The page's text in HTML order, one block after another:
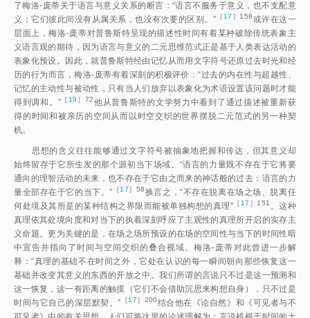
了梅洛-庞蒂关于语言与意义关系的断言：“语言不服务于意义，也不支配意
义；它们彼此间没有从属关系，也没有次要的区别。 ” ［ 17 ］158或许在这一
层面上，梅洛-庞蒂对普鲁斯特呈现的描述性时间有着某种破除传统表象主
义语言观的期待，因为语言与意义的二元思维范式正是基于人类表达活动的
表象化预设。因此，就普鲁斯特经由记忆从而用文字符号还原过去时光和经
历的行为而言，梅洛-庞蒂有着深刻的积极评价：“过去的内在性与超越性、
记忆的主动性与被动性，只有当人们放弃以表象化为术语设置该问题时才能
得到调和。 ”［ 19 ］72他从普鲁斯特的文学努力中看到了通过描述被重新获
得的时间和被亲历的空间从而以时空交织的世界摆脱二元范式的另一种契
机。
思想的含义往往能够通过文字符号被抽象地把握和传达，但其意义却
始终留存于它所生发的那个源初当下场域。“语言的力量既不存在于它将要
通向的理智活动的未来，也不存在于它由之而来的神话般的过去：语言的力
量全部存在于它的当下。” ［17］58换言之，“不存在脱离在场之场、脱离任
何处境及其所是的某种结构之界限而能被单独构想的真理” ［ 17 ］151 。这种
真理依其处境向度和对当下的执着深刻呼应了主观性的真理所开启的实存主
义命题。更为关键的是，在场之场所预设的在场的空间性与当下的时间性暗
中宣告并指向了时间与空间交织的叠合视域。梅洛-庞蒂对此曾进一步解
释：“真理的基础不在时间之外，它处在认识的每一瞬间朝向那些恢复这一
基础并改变其意义的东西的开放之中。我们所谓的言说只不过是这一预测和
这一恢复，这一有距离的触摸（它们不会借助沉思来构想自身），只不过是
时间与它自己的深层默契。” ［17］200结合他在《论自然》和《可见者与不